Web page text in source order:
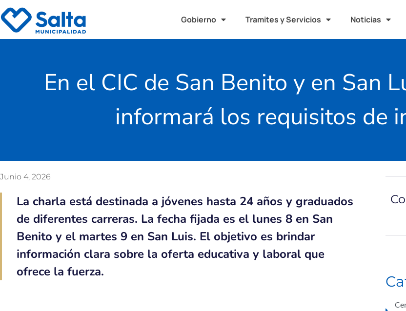
Gobierno Tramites y Servicios Noticias
En el CIC de San Benito y en San
informará los requisitos de
Junio 4, 2026
La charla está destinada a jóvenes hasta 24 años y graduados
de diferentes carreras. La fecha fijada es el lunes 8 en San
Benito y el martes 9 en San Luis. El objetivo es brindar
información clara sobre la oferta educativa y laboral que
ofrece la fuerza.